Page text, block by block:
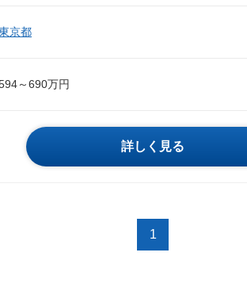
京都
～690万円
詳しく見る
1